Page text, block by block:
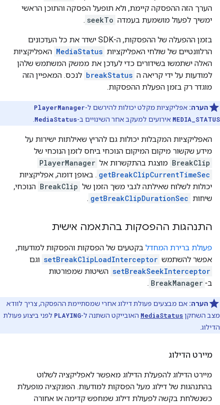
הערך הזה ההפסקה קיימת, ולא תופעל הפסקה והתוכן הראשי
ימשיך לפעול מושמעת בעמדה seekTo
.
בזמן ההפעלה של ההפסקות, ה-SDK ישדר את כל העדכונים
הרלוונטיים של שולחי האפליקציות MediaStatus האפליקציות
האלה ישתמשו בשידורים כדי לעדכן את ממשק המשתמש שלהן
למודעות על ידי קריאה ה breakStatus לנכס. המאפיין הזה
מוגדר רק בזמן הפעלת ההפסקות.
הערה: אפליקציות מקלט יכולות להירשם ל-PlayerManager
MEDIA_STATUS אירועים למעקב אחר השינויים ב-MediaStatus
האפליקציות המקבלות יכולות גם להריץ שאילתות ישירות על
מידע שקשור מיקום המיקום הנוכחי ביחס לזמן הנוכחי של
BreakClip מוצגת בהתקשרות אל PlayerManager
getBreakClipCurrentTimeSec . באופן דומה, אפליקציות
יכולות לשלוח שאילתה לגבי משך הזמן של BreakClip הנוכחי,
שיחות getBreakClipDurationSec
.
התנהגות ההפסקות בהתאמה אישית
פעולת ברירת המחדל בקטעים של הפסקות והפסקות למודעות,
אפשר להשתמש setBreakClipLoadInterceptor וגם
setBreakSeekInterceptor השיטות שמפורטות
ב- BreakManager
.
הערה: אם מבצעים פעולת דילוג אחרי שמסתיימת ההפסקה, צריך לוודא
מצב השחקן MediaStatus האובייקט השתנה ל-PLAYING לפני ביצוע פעולת
הדילוג.
מיירט הדילוג
מיירט הדילוג להפעלת הדילוג מאפשר לאפליקציה לשלוט
בהתנהגות של דילוג מעל הפסקות למודעות. הפונקציה מופעלת
כשנשלחת בקשה לפעולת דילוג שמחפש קדימה או אחורה